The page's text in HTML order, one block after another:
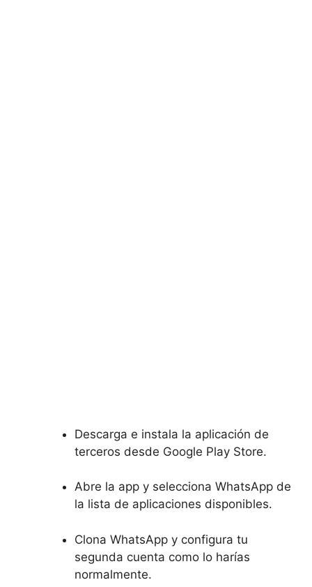
Descarga e​ instala la aplicación de
terceros desde ⁤Google Play Store.
Abre la app ‍y selecciona WhatsApp de
la lista de aplicaciones disponibles.
Clona WhatsApp y configura tu
segunda cuenta como lo harías
normalmente.